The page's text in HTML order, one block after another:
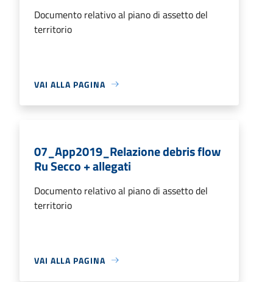
Documento relativo al piano di assetto del
territorio
VAI ALLA PAGINA
07_App2019_Relazione debris flow
Ru Secco + allegati
Documento relativo al piano di assetto del
territorio
VAI ALLA PAGINA